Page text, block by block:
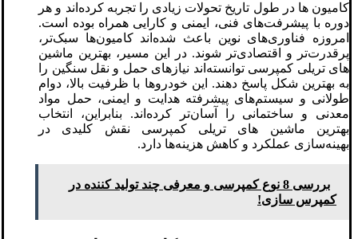
کامیون ها در طول تاریخ تحولات زیادی را تجربه کرده‌اند و هر
دوره با پیشرفت‌های فنی، ایمنی و کارایی همراه بوده است.
امروزه فناوری‌های نوین باعث شده‌اند کامیون‌ها سبک‌تر،
پرقدرت‌تر و اقتصادی‌تر شوند. در این مسیر، بهترین ماشین
های تریلی کمپرسی توانسته‌اند نیازهای حمل و نقل سنگین را
به بهترین شکل پاسخ دهند. این خودروها با ظرفیت بالا، دوام
طولانی و سیستم‌های پیشرفته هدایت و ایمنی، حمل مواد
معدنی و ساختمانی را آسان‌تر کرده‌اند. بنابراین، انتخاب
بهترین ماشین های تریلی کمپرسی نقش کلیدی در
بهینه‌سازی عملکرد و کاهش هزینه‌ها دارد.
بررسی 8 نوع کمپرسی و معرفی چند تولید کننده در
کمپرس سازی!